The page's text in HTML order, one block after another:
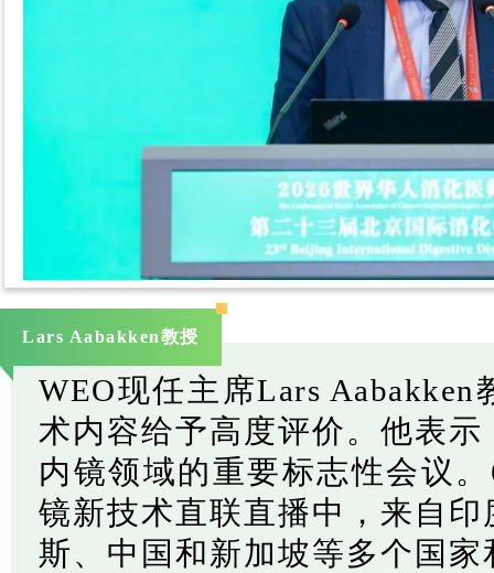
Lars Aabakken教授
WEO现任主席Lars
术内容给予高度评价。他表
内镜领域的重要标志性会议
镜新技术直联直播中，来自
斯、中国和新加坡等多个国